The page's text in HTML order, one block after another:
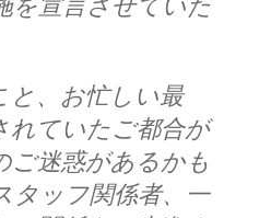
れていたご都合が
ご迷惑があるかも
タッフ関係者、一